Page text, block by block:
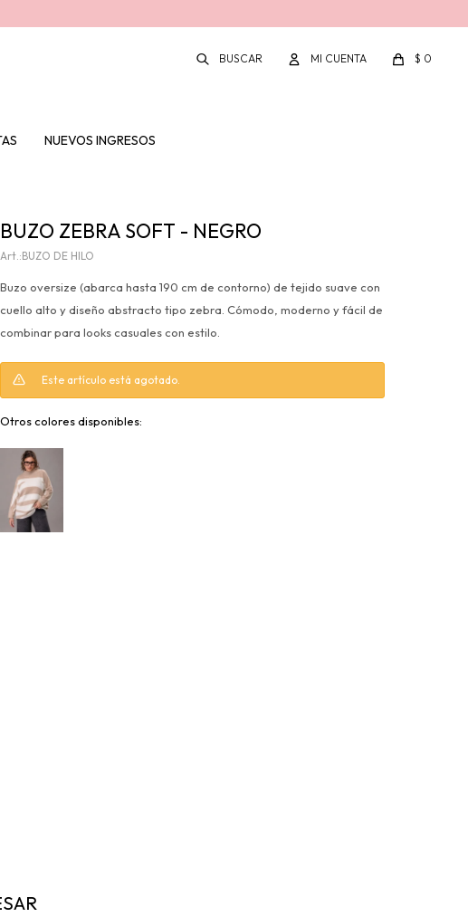
NUEVOS INGRESOS
$ 0
BUZO ZEBRA SOFT - NEGRO
BUZO DE HILO
Buzo oversize (abarca hasta 190 cm de contorno) de tejido suave con
cuello alto y diseño abstracto tipo zebra. Cómodo, moderno y fácil de
combinar para looks casuales con estilo.
Este artículo está agotado.
Otros colores disponibles: